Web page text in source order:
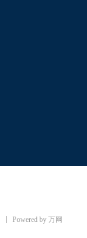
Powered by 万网